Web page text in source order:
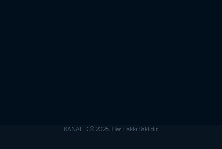
KANAL D © 2026. Her Hakkı Saklıdır.